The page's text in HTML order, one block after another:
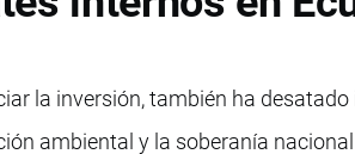
la inversión, también ha
ambiental y la soberanía